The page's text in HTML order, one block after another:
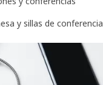
y sillas de conferencia